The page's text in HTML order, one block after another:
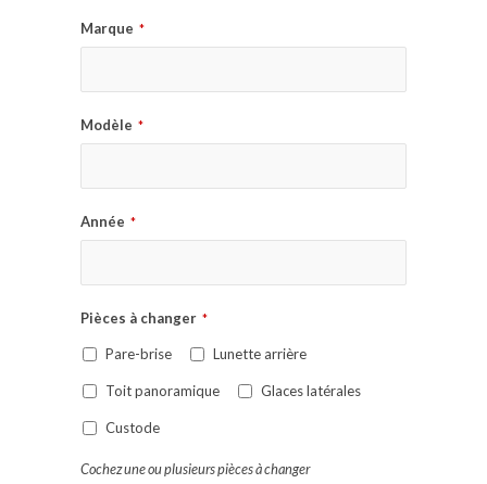
Marque *
Modèle *
Année *
Pièces à changer *
Pare-brise Lunette arrière
Toit panoramique Glaces latérales
Custode
Cochez une ou plusieurs pièces à changer